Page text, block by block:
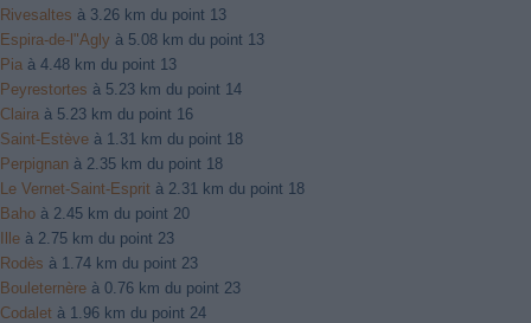
Rivesaltes à 3.26 km du point 13
Espira-de-l"Agly à 5.08 km du point 13
Pia à 4.48 km du point 13
Peyrestortes à 5.23 km du point 14
Claira à 5.23 km du point 16
Saint-Estève à 1.31 km du point 18
Perpignan à 2.35 km du point 18
Le Vernet-Saint-Esprit à 2.31 km du point 18
Baho à 2.45 km du point 20
Ille à 2.75 km du point 23
Rodès à 1.74 km du point 23
Bouleternère à 0.76 km du point 23
Codalet à 1.96 km du point 24